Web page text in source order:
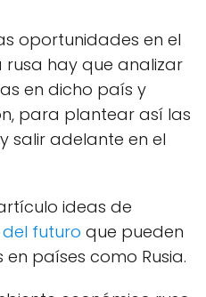
oportunidades en el
hay que analizar
en dicho país y
para plantear así las
salir adelante en el
ideas de
futuro que pueden
países como Rusia.